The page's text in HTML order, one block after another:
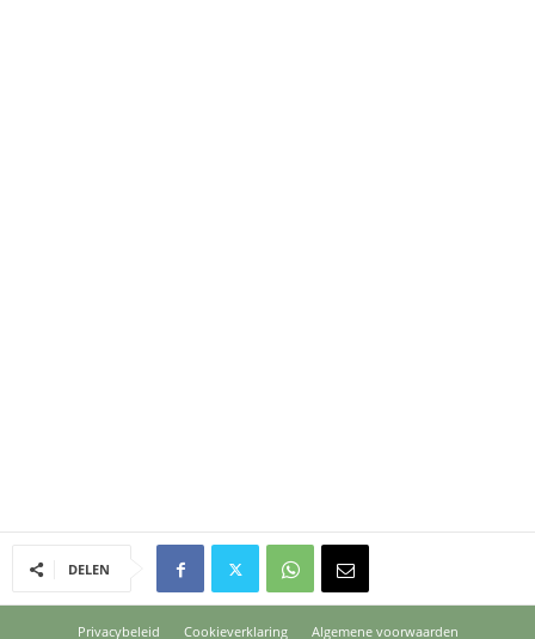
DELEN
Privacybeleid Cookieverklaring Algemene voorwaarden